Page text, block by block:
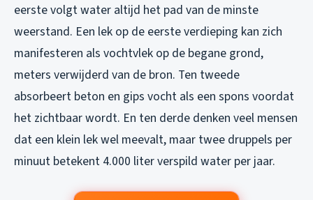
eerste volgt water altijd het pad van de minste
weerstand. Een lek op de eerste verdieping kan zich
manifesteren als vochtvlek op de begane grond,
meters verwijderd van de bron. Ten tweede
absorbeert beton en gips vocht als een spons voordat
het zichtbaar wordt. En ten derde denken veel mensen
dat een klein lek wel meevalt, maar twee druppels per
minuut betekent 4.000 liter verspild water per jaar.